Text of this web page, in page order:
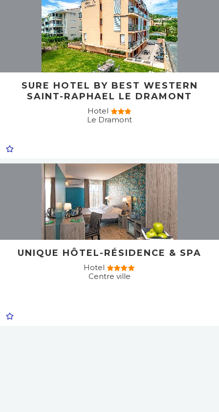
SURE HOTEL BY BEST WESTERN
SAINT-RAPHAEL LE DRAMONT
Hotel
Le Dramont
UNIQUE HÔTEL-RÉSIDENCE & SPA
Hotel
Centre ville